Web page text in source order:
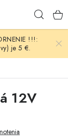
!!!:
je 5 €.
12V